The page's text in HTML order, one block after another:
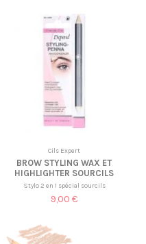
Cils Expert
BROW STYLING WAX ET
HIGHLIGHTER SOURCILS
Stylo 2 en 1 spécial sourcils
9,00 €